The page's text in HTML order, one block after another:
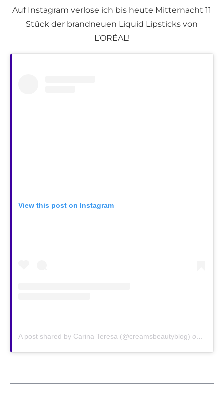
Auf Instagram verlose ich bis heute Mitternacht 11
Stück der brandneuen Liquid Lipsticks von
L’ORÉAL!
View this post on Instagram
A post shared by Carina Teresa (@creamsbeautyblog) on